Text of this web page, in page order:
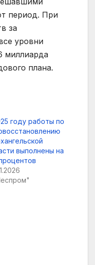
период. При
за
уровни
миллиарда
плана.
году работы по
выполнены на